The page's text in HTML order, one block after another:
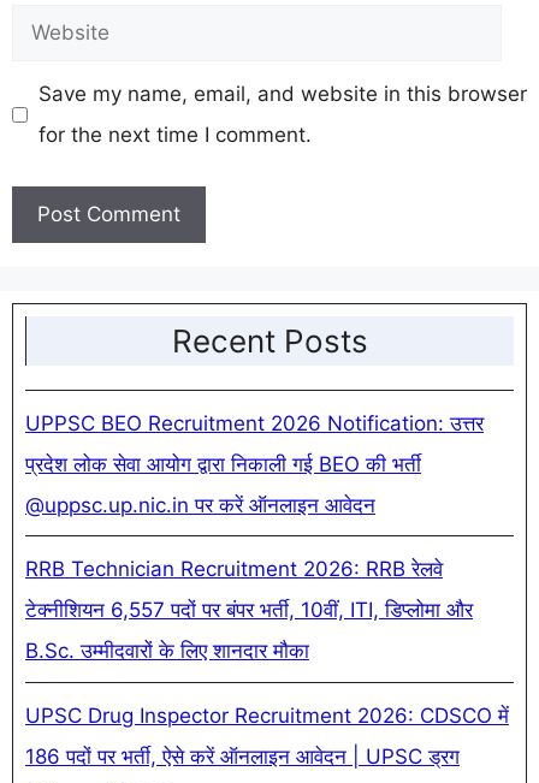
Website
Save my name, email, and website in this browser
for the next time I comment.
Recent Posts
UPPSC BEO Recruitment 2026 Notification: उत्तर
प्रदेश लोक सेवा आयोग द्वारा निकाली गई BEO की भर्ती
@uppsc.up.nic.in पर करें ऑनलाइन आवेदन
RRB Technician Recruitment 2026: RRB रेलवे
टेक्नीशियन 6,557 पदों पर बंपर भर्ती, 10वीं, ITI, डिप्लोमा और
B.Sc. उम्मीदवारों के लिए शानदार मौका
UPSC Drug Inspector Recruitment 2026: CDSCO में
186 पदों पर भर्ती, ऐसे करें ऑनलाइन आवेदन | UPSC ड्रग